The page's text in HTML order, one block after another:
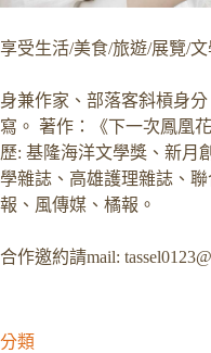
享受生活/美食/旅遊/展覽/文
身兼作家、部落客斜槓身
寫。 著作：《下一次鳳凰
歷: 基隆海洋文學獎、新月
學雜誌、高雄護理雜誌、
報、風傳媒、橘報。
合作邀約請mail:
分類